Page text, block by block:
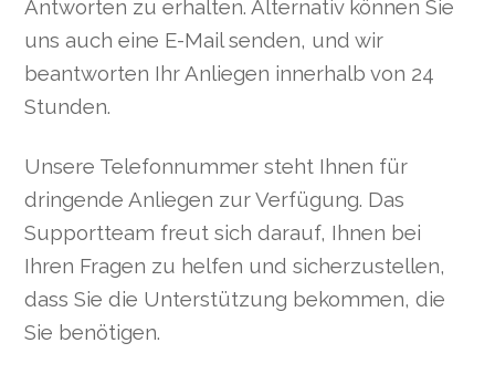
Antworten zu erhalten. Alternativ können Sie
uns auch eine E-Mail senden, und wir
beantworten Ihr Anliegen innerhalb von 24
Stunden.
Unsere Telefonnummer steht Ihnen für
dringende Anliegen zur Verfügung. Das
Supportteam freut sich darauf, Ihnen bei
Ihren Fragen zu helfen und sicherzustellen,
dass Sie die Unterstützung bekommen, die
Sie benötigen.